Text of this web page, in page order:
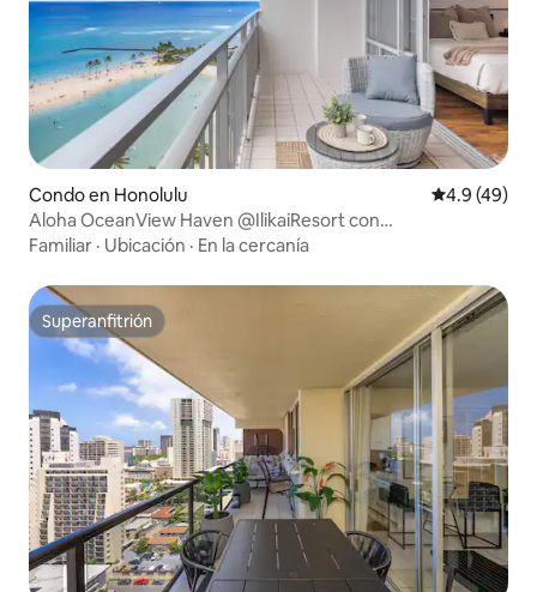
Condo en Honolulu Calificación
4.9 (49)
Aloha OceanView Haven @IlikaiResort con
estacionamiento
Familiar · Ubicación · En la cercanía
Superanfitrión
Superanfitrión